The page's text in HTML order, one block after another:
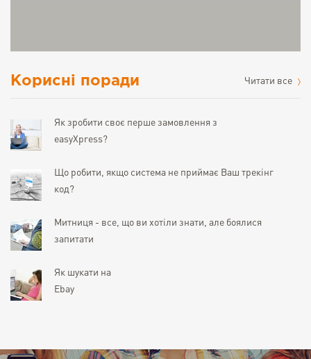
Корисні поради Читати все
Як зробити своє перше замовлення з
easyXpress?
Що робити, якщо система не приймає Ваш трекінг
код?
Митниця - все, що ви хотіли знати, але боялися
запитати
Як шукати на
Ebay